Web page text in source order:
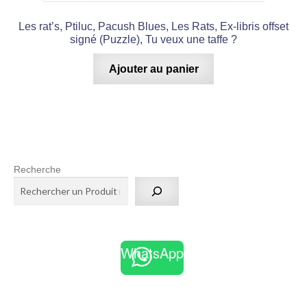
Les rat’s, Ptiluc, Pacush Blues, Les Rats, Ex-libris offset
signé (Puzzle), Tu veux une taffe ?
Ajouter au panier
Recherche
WhatsApp